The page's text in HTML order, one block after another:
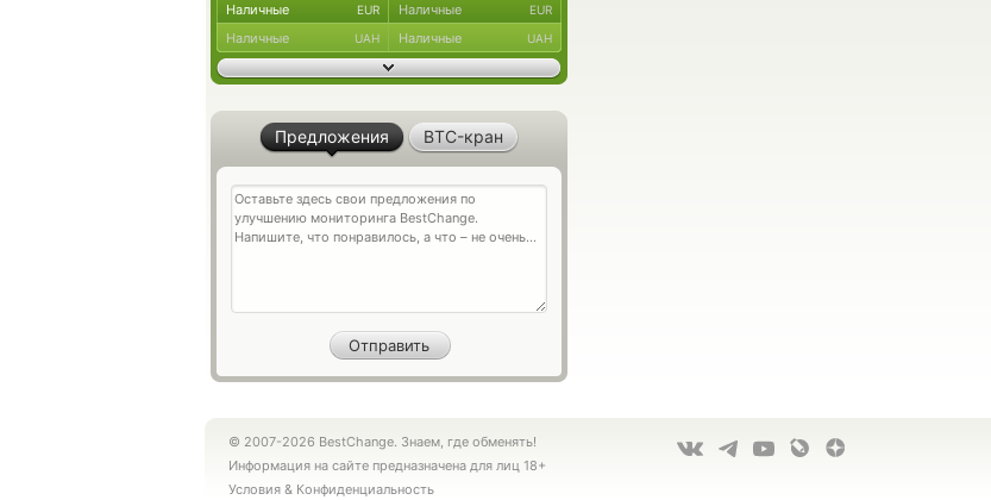
Наличные EUR Наличные EUR
Наличные UAH Наличные UAH
Предложения BTC-кран
© 2007-2026 BestChange. Знаем, где обменять!
Информация на сайте предназначена для лиц 18+
Условия & Конфиденциальность